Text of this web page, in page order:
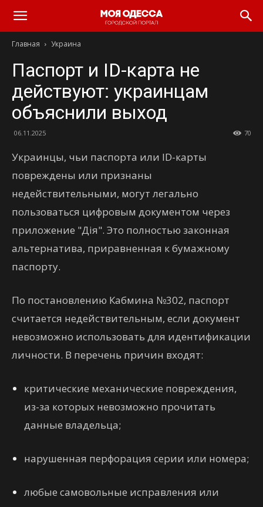
Моя
Одесса
Главная Украина
Паспорт и ID-карта не
действуют: украинцам
объяснили выход
06.11.2025 70
Украинцы, чьи паспорта или ID-карты
повреждены или признаны
недействительными, могут легально
пользоваться цифровым документом через
приложение "Дія". Это полностью законная
альтернатива, приравненная к бумажному
паспорту.
По постановлению Кабмина №302, паспорт
считается недействительным, если документ
невозможно использовать для идентификации
личности. В перечень причин входят:
критические механические повреждения,
из-за которых невозможно прочитать
данные владельца;
нарушенная перфорация серии или номера;
любые самовольные исправления или